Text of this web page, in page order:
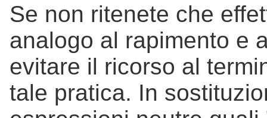
Se non ritenete che
analogo al rapimento e
evitare il ricorso al
tale pratica. In